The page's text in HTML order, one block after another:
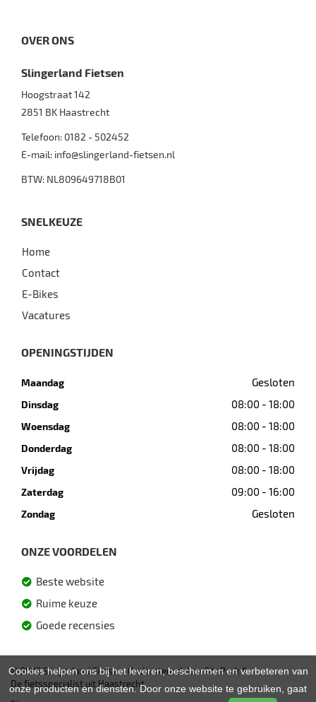
OVER ONS
Slingerland Fietsen
Hoogstraat 142
2851 BK Haastrecht
Telefoon: 0182 - 502452
E-mail: info@slingerland-fietsen.nl
BTW: NL809649718B01
SNELKEUZE
Home
Contact
E-Bikes
Vacatures
OPENINGSTIJDEN
Maandag Gesloten
Dinsdag 08:00 - 18:00
Woensdag 08:00 - 18:00
Donderdag 08:00 - 18:00
Vrijdag 08:00 - 18:00
Zaterdag 09:00 - 16:00
Zondag Gesloten
ONZE VOORDELEN
Beste website
Ruime keuze
Goede recensies
© 2026 Slingerland Fietsen. Ondersteund doorSitePack ®
De fietsspecialist uit Haastrecht
Cookies helpen ons bij het leveren, beschermen en verbeteren van
onze producten en diensten. Door onze website te gebruiken, gaat